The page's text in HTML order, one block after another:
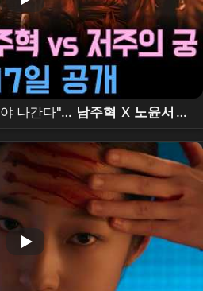
나간다"… 남주혁 X 노윤서 ,
주의 궁 ' 동궁 '의 정체는?